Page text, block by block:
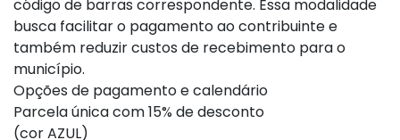
código de barras correspondente. Essa modalidade
busca facilitar o pagamento ao contribuinte e
também reduzir custos de recebimento para o
município.
Opções de pagamento e calendário
Parcela única com 15% de desconto
(cor AZUL)